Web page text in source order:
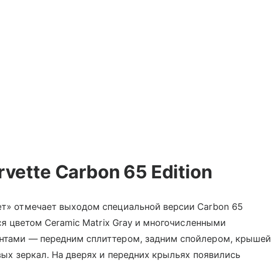
Carbon 65 Edition
отмечает выходом специальной версии Carbon 65
цветом Ceramic Matrix Gray и многочисленными
— передним сплиттером, задним спойлером, крышей
зеркал. На дверях и передних крыльях появились